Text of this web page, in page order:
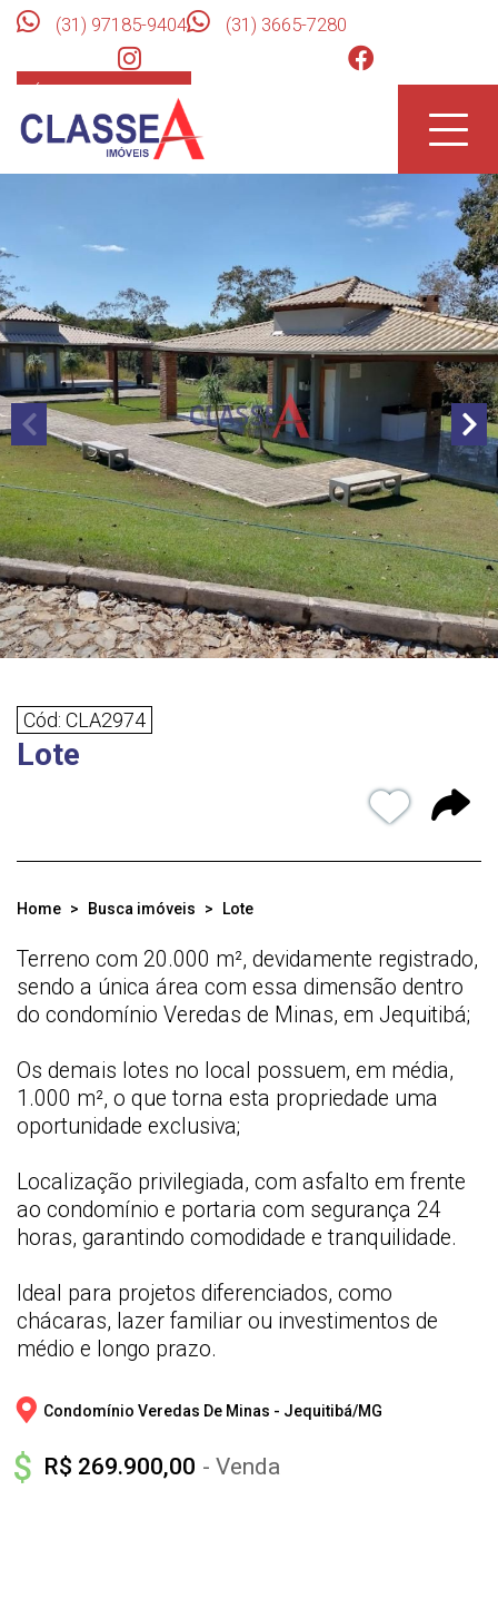
(31) 97185-9404 (31) 3665-7280
Toggle
Cód: CLA2974
Lote
Home Busca imóveis Lote
Terreno com 20.000 m², devidamente registrado,
sendo a única área com essa dimensão dentro
do condomínio Veredas de Minas, em Jequitibá;
Os demais lotes no local possuem, em média,
1.000 m², o que torna esta propriedade uma
oportunidade exclusiva;
Localização privilegiada, com asfalto em frente
ao condomínio e portaria com segurança 24
horas, garantindo comodidade e tranquilidade.
Ideal para projetos diferenciados, como
chácaras, lazer familiar ou investimentos de
médio e longo prazo.
Condomínio Veredas De Minas - Jequitibá/MG
R$ 269.900,00 - Venda